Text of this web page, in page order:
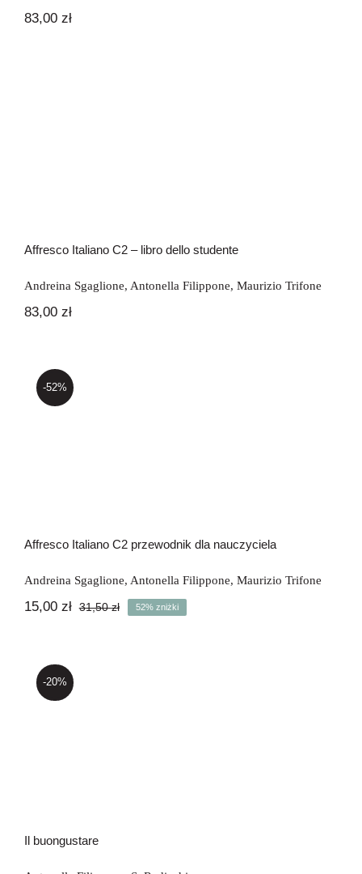
83,00 zł
Affresco Italiano C2 – libro dello studente
Andreina Sgaglione, Antonella Filippone, Maurizio Trifone
83,00 zł
-52%
Affresco Italiano C2 przewodnik dla nauczyciela
Andreina Sgaglione, Antonella Filippone, Maurizio Trifone
31,50złPierwotna
15,00 zł
Aktualna
52% zniżki
-20%
Il buongustare